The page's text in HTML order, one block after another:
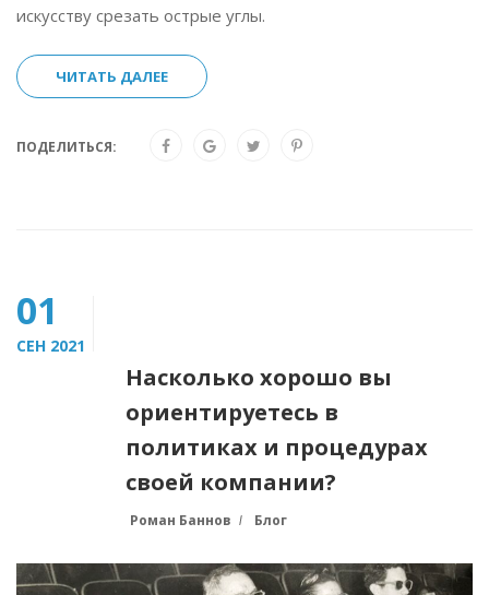
искусству срезать острые углы.
ЧИТАТЬ ДАЛЕЕ
ПОДЕЛИТЬСЯ:
01
СЕН 2021
Насколько хорошо вы
ориентируетесь в
политиках и процедурах
своей компании?
Роман Баннов Блог